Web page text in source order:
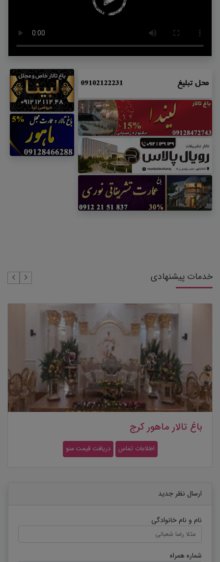
خدمات پیشنهادی
باغ تالار ماهور کرج
اطلاعات تماس دریافت قیمت منو
ارسال نظر جدید
نام و نام خانوادگی
شماره همراه